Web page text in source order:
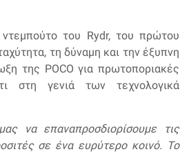
του Rydr, του πρώτου
τη δύναμη και την έξυπνη
της POCO για πρωτοποριακές
στη γενιά των τεχνολογικά
να επαναπροσδιορίσουμε τις
σε ένα ευρύτερο κοινό. Το